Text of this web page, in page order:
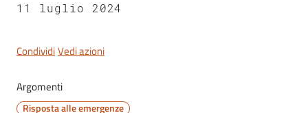
Tutti
argomenti
Seguici
11 luglio 2024
CondividiVedi azioni
Argomenti
Risposta alle emergenze